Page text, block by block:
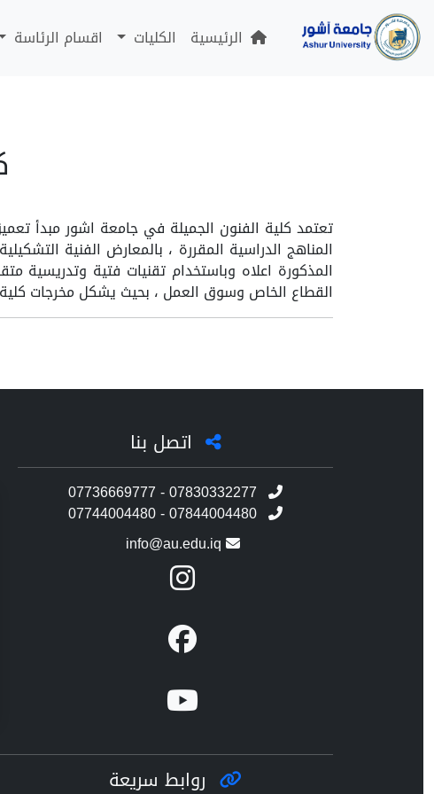
الرئيسية الكليات اقسام الرئاسة
تعتمد كلية الفنون الجميلة في جامعة اشور مبدأ
المناهج الدراسية المقررة ، بالمعارض الفنية
المذكورة اعلاه وباستخدام تقنيات فتية وتدريسية
القطاع الخاص وسوق العمل ، بحيث يشكل مخرجات كلية
اتصل بنا
07736669777 - 07830332277
07744004480 - 07844004480
info@au.edu.iq
روابط سريعة